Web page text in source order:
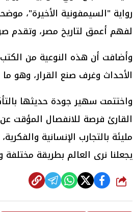
رواية "السيمفونية الأخيرة"،
لفهم أعمق لتاريخ مصر، وتقدم
وأضافت أن هذه النوعية من
الأحداث وغرف صنع القرار، وهو
واختتمت سهير جودة حديثها
القارئ فرصة للانفصال المؤقت
مليئة بالتجارب الإنسانية
يجعلنا نرى العالم بطريقة مختلفة
شارك